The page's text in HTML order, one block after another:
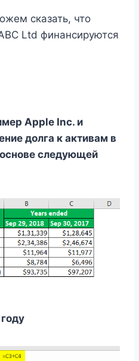
сказать, что
Ltd финансируются
Apple Inc. и
долга к активам в
следующей